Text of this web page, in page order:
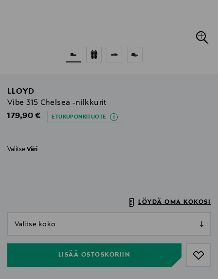
LLOYD
Vibe 315 Chelsea -nilkkurit
Original Price
179,90 € ETUKUPONKITUOTE
Valitse Väri
LÖYDÄ OMA KOKOSI
LISÄÄ OSTOSKORIIN